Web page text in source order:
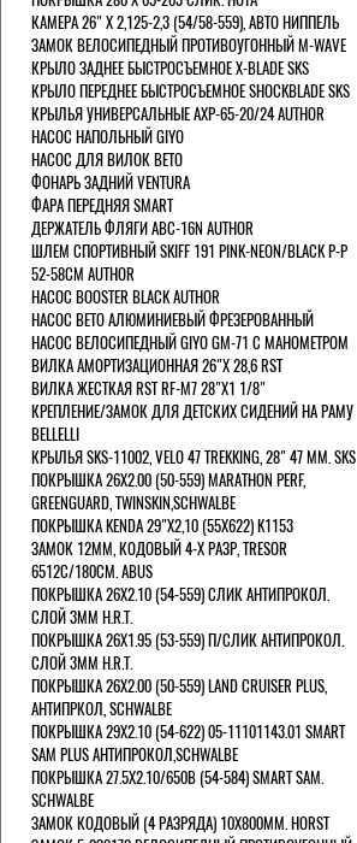
КАМЕРА 26" X 2,125-2,3 (54/58-559), АВТО НИППЕЛЬ
ЗАМОК ВЕЛОСИПЕДНЫЙ ПРОТИВОУГОННЫЙ M-WAVE
КРЫЛО ЗАДНЕЕ БЫСТРОСЪЕМНОЕ X-BLADE SKS
КРЫЛО ПЕРЕДНЕЕ БЫСТРОСЪЕМНОЕ SHOCKBLADE SKS
КРЫЛЬЯ УНИВЕРСАЛЬНЫЕ AXP-65-20/24 AUTHOR
НАСОС НАПОЛЬНЫЙ GIYO
НАСОС ДЛЯ ВИЛОК ВЕТО
ФОНАРЬ ЗАДНИЙ VENTURA
ФАРА ПЕРЕДНЯЯ SMART
ДЕРЖАТЕЛЬ ФЛЯГИ ABC-16N AUTHOR
ШЛЕМ СПОРТИВНЫЙ SKIFF 191 PINK-NEON/BLACK Р-Р
52-58СМ AUTHOR
НАСОС BOOSTER BLACK AUTHOR
НАСОС BETO АЛЮМИНИЕВЫЙ ФРЕЗЕРОВАННЫЙ
НАСОС ВЕЛОСИПЕДНЫЙ GIYO GM-71 С МАНОМЕТРОМ
ВИЛКА АМОРТИЗАЦИОННАЯ 26"Х 28,6 RST
ВИЛКА ЖЕСТКАЯ RST RF-M7 28"Х1 1/8"
КРЕПЛЕНИЕ/ЗАМОК ДЛЯ ДЕТСКИХ СИДЕНИЙ НА РАМУ
BELLELLI
КРЫЛЬЯ SKS-11002, VELO 47 TREKKING, 28" 47 ММ. SKS
ПОКРЫШКА 26X2.00 (50-559) MARATHON PERF,
GREENGUARD, TWINSKIN,SCHWALBE
ПОКРЫШКА KENDA 29"Х2,10 (55X622) K1153
ЗАМОК 12ММ, КОДОВЫЙ 4-Х РАЗР, TRESOR
6512C/180СМ. ABUS
ПОКРЫШКА 26X2.10 (54-559) СЛИК АНТИПРОКОЛ.
СЛОЙ 3ММ H.R.T.
ПОКРЫШКА 26X1.95 (53-559) П/СЛИК АНТИПРОКОЛ.
СЛОЙ 3ММ H.R.T.
ПОКРЫШКА 26X2.00 (50-559) LAND CRUISER PLUS,
АНТИПРКОЛ, SCHWALBE
ПОКРЫШКА 29X2.10 (54-622) 05-11101143.01 SMART
SAM PLUS АНТИПРОКОЛ,SCHWALBE
ПОКРЫШКА 27.5X2.10/650B (54-584) SMART SAM.
SCHWALBE
ЗАМОК КОДОВЫЙ (4 РАЗРЯДА) 10Х800ММ. HORST